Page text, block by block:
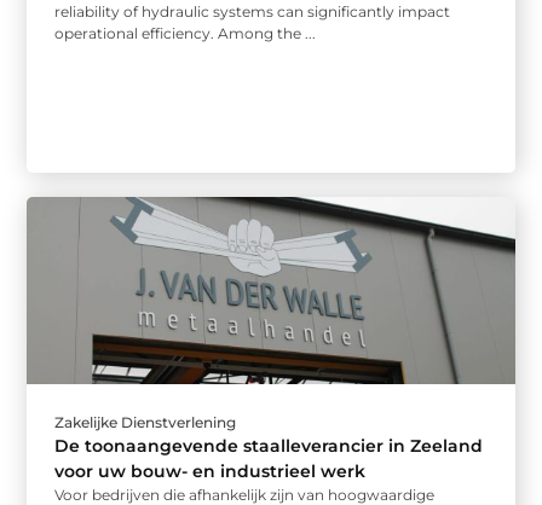
reliability of hydraulic systems can significantly impact
operational efficiency. Among the ...
Zakelijke Dienstverlening
De toonaangevende staalleverancier in Zeeland
voor uw bouw- en industrieel werk
Voor bedrijven die afhankelijk zijn van hoogwaardige